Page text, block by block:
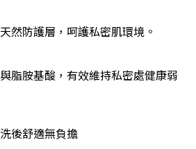
然防護層，呵護私密肌環境。
脂胺基酸，有效維持私密處健康弱
後舒適無負擔